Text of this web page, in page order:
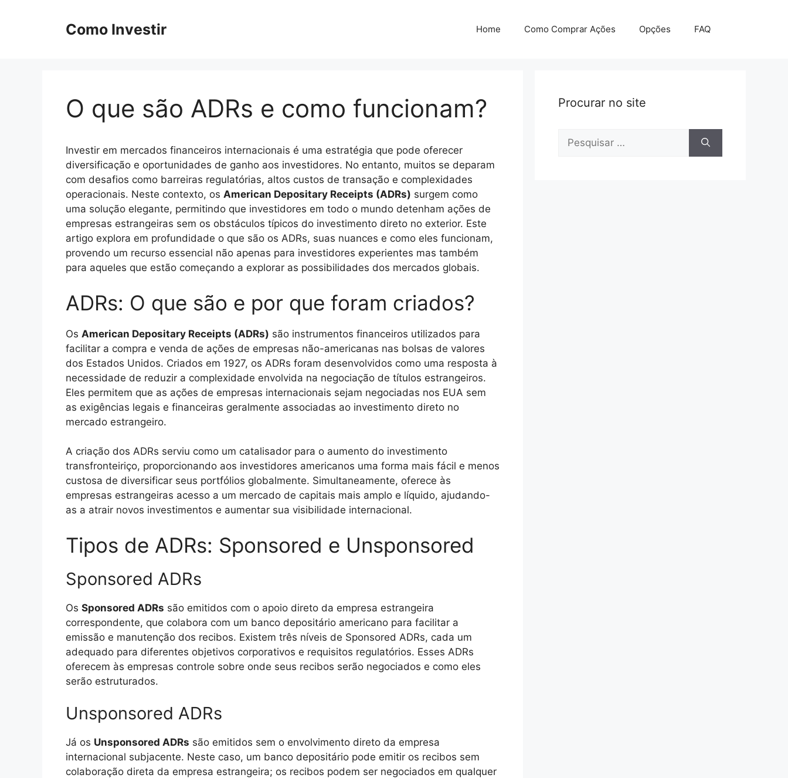
Como Investir Home Como Comprar Ações Opções FAQ
O que são ADRs e como funcionam?
Investir em mercados financeiros internacionais é uma estratégia que pode oferecer
diversificação e oportunidades de ganho aos investidores. No entanto, muitos se deparam
com desafios como barreiras regulatórias, altos custos de transação e complexidades
operacionais. Neste contexto, os American Depositary Receipts (ADRs) surgem como
uma solução elegante, permitindo que investidores em todo o mundo detenham ações de
empresas estrangeiras sem os obstáculos típicos do investimento direto no exterior. Este
artigo explora em profundidade o que são os ADRs, suas nuances e como eles funcionam,
provendo um recurso essencial não apenas para investidores experientes mas também
para aqueles que estão começando a explorar as possibilidades dos mercados globais.
ADRs: O que são e por que foram criados?
Os American Depositary Receipts (ADRs) são instrumentos financeiros utilizados para
facilitar a compra e venda de ações de empresas não-americanas nas bolsas de valores
dos Estados Unidos. Criados em 1927, os ADRs foram desenvolvidos como uma resposta à
necessidade de reduzir a complexidade envolvida na negociação de títulos estrangeiros.
Eles permitem que as ações de empresas internacionais sejam negociadas nos EUA sem
as exigências legais e financeiras geralmente associadas ao investimento direto no
mercado estrangeiro.
A criação dos ADRs serviu como um catalisador para o aumento do investimento
transfronteiriço, proporcionando aos investidores americanos uma forma mais fácil e menos
custosa de diversificar seus portfólios globalmente. Simultaneamente, oferece às
empresas estrangeiras acesso a um mercado de capitais mais amplo e líquido, ajudando-
as a atrair novos investimentos e aumentar sua visibilidade internacional.
Tipos de ADRs: Sponsored e Unsponsored
Sponsored ADRs
Os Sponsored ADRs são emitidos com o apoio direto da empresa estrangeira
correspondente, que colabora com um banco depositário americano para facilitar a
emissão e manutenção dos recibos. Existem três níveis de Sponsored ADRs, cada um
adequado para diferentes objetivos corporativos e requisitos regulatórios. Esses ADRs
oferecem às empresas controle sobre onde seus recibos serão negociados e como eles
serão estruturados.
Unsponsored ADRs
Já os Unsponsored ADRs são emitidos sem o envolvimento direto da empresa
internacional subjacente. Neste caso, um banco depositário pode emitir os recibos sem
colaboração direta da empresa estrangeira; os recibos podem ser negociados em qualquer
Procurar no site
Pesquisar